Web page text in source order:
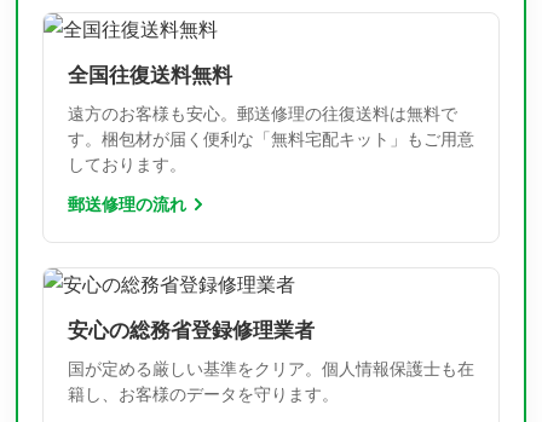
全国往復送料無料
遠方のお客様も安心。郵送修理の往復送料は無料で
す。梱包材が届く便利な「無料宅配キット」もご用意
しております。
郵送修理の流れ
安心の総務省登録修理業者
国が定める厳しい基準をクリア。個人情報保護士も在
籍し、お客様のデータを守ります。